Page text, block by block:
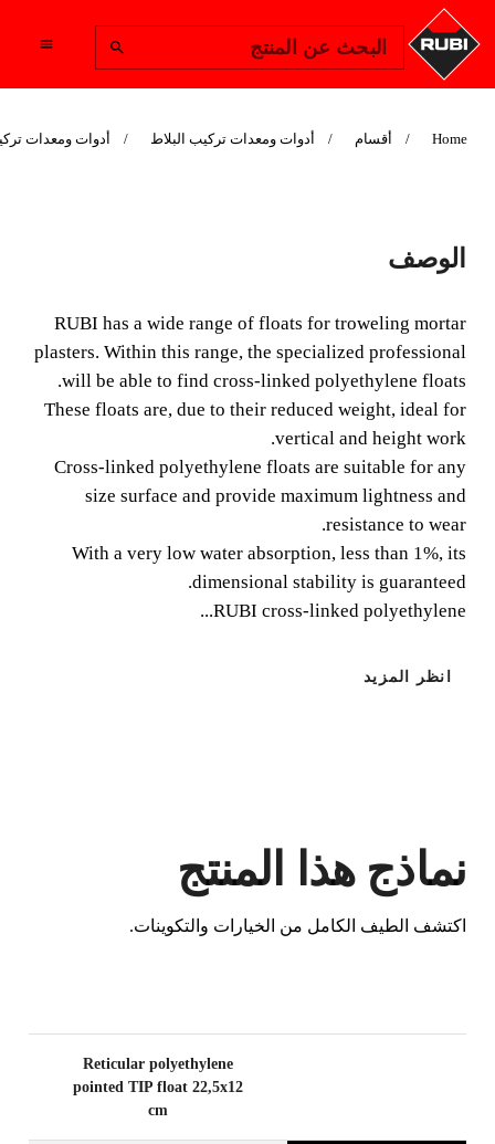
البحث عن المنتج
Home أقسام أدوات ومعدات تركيب البلاط أدوات ومعدات
RETICULATED
POLYETHYLENE
FLOATS
RUBI has a wide range of floats for finish floating mortar
plastering. Within this range, the specialized professional
will be able to find the polyethylene reticular floats.
BETA VERSION IN ENGLISH
الوصف
RUBI has a wide range of floats for troweling mortar
plasters. Within this range, the specialized professional
will be able to find cross-linked polyethylene floats.
These floats are, due to their reduced weight, ideal for
vertical and height work.
Cross-linked polyethylene floats are suitable for any
size surface and provide maximum lightness and
resistance to wear.
With a very low water absorption, less than 1%, its
dimensional stability is guaranteed.
RUBI cross-linked polyethylene...
انظر المزيد
نماذج هذا المنتج
اكتشف الطيف الكامل من الخيارات والتكوينات.
Reticular polyethylene
pointed TIP float 22,5x12
cm